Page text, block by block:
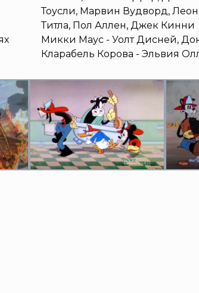
Тоусли, Марвин Вудворд,
Титла, Пол Аллен, Джек Кинни
Микки Маус - Уолт Дисней,
Кларабель Корова - Эльвия